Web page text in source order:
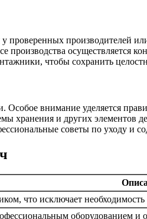
проверенных производителей
производства осуществляется
чтобы сохранить
Особое внимание уделяется
хранения и других элементов
советы по уходу и
что исключает
оборудованием и